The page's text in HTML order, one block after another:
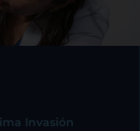
Invasión